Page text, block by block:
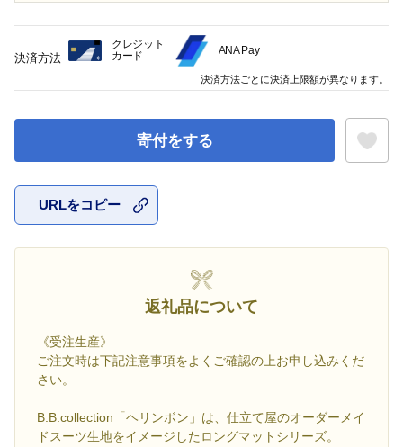
寄付をする
URLをコピー
返礼品について
《受注生産》
ご注文時は下記注意事項をよくご確認の上お申し込みくだ
さい。
B.B.collection「ヘリンボン」は、仕立て屋のオーダーメイ
ドスーツ生地をイメージしたロングマットシリーズ。
決済方法
クレジット
カード
ANA Pay
決済方法ごとに決済上限額が異なります。